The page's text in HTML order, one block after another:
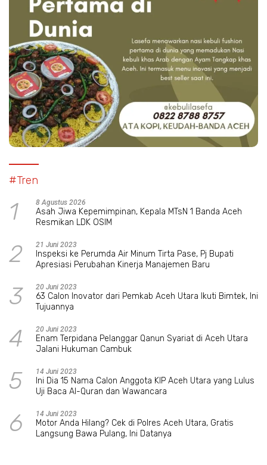
#Tren
1 8 Agustus 2026
Asah Jiwa Kepemimpinan, Kepala MTsN 1 Banda Aceh
Resmikan LDK OSIM
2 21 Juni 2023
Inspeksi ke Perumda Air Minum Tirta Pase, Pj Bupati
Apresiasi Perubahan Kinerja Manajemen Baru
3 20 Juni 2023
63 Calon Inovator dari Pemkab Aceh Utara Ikuti Bimtek, Ini
Tujuannya
4 20 Juni 2023
Enam Terpidana Pelanggar Qanun Syariat di Aceh Utara
Jalani Hukuman Cambuk
5 14 Juni 2023
Ini Dia 15 Nama Calon Anggota KIP Aceh Utara yang Lulus
Uji Baca Al-Quran dan Wawancara
6 14 Juni 2023
Motor Anda Hilang? Cek di Polres Aceh Utara, Gratis
Langsung Bawa Pulang, Ini Datanya